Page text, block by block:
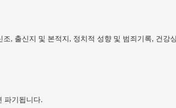
, 출신지 및 본적지, 정치적 성향 및 범죄기록, 건강
파기됩니다.